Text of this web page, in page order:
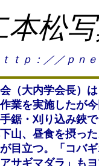
本松
ｔｔｐ：／／ｐｎ
（大内学会長）
業を実施したが
鋸・刈り込み鋏
山、昼食を摂っ
目立つ。「コバ
サギマダラ」も